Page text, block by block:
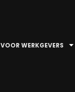
VOOR WERKGEVERS